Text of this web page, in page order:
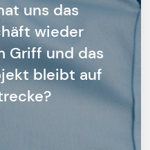
uns das
wieder
Griff und das
bleibt auf